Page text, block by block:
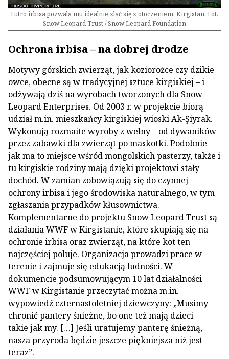
Futro irbisa pozwala mu idealnie zlać się z otoczeniem, Kirgistan. Fot.
Snow Leopard Trust / Snow Leopard Foundation
Ochrona irbisa – na dobrej drodze
Motywy górskich zwierząt, jak koziorożce czy dzikie
owce, obecne są w tradycyjnej sztuce kirgiskiej – i
odżywają dziś na wyrobach tworzonych dla Snow
Leopard Enterprises. Od 2003 r. w projekcie biorą
udział m.in. mieszkańcy kirgiskiej wioski Ak-Şiyrak.
Wykonują rozmaite wyroby z wełny – od dywaników
przez zabawki dla zwierząt po maskotki. Podobnie
jak ma to miejsce wśród mongolskich pasterzy, także i
tu kirgiskie rodziny mają dzięki projektowi stały
dochód. W zamian zobowiązują się do czynnej
ochrony irbisa i jego środowiska naturalnego, w tym
zgłaszania przypadków kłusownictwa.
Komplementarne do projektu Snow Leopard Trust są
działania WWF w Kirgistanie, które skupiają się na
ochronie irbisa oraz zwierząt, na które kot ten
najczęściej poluje. Organizacja prowadzi prace w
terenie i zajmuje się edukacją ludności. W
dokumencie podsumowującym 10 lat działalności
WWF w Kirgistanie przeczytać można m.in.
wypowiedź czternastoletniej dziewczyny: „Musimy
chronić pantery śnieżne, bo one też mają dzieci –
takie jak my. […] Jeśli uratujemy panterę śnieżną,
nasza przyroda będzie jeszcze piękniejsza niż jest
teraz”.